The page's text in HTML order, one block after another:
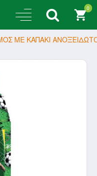
0
ΜΕ ΚΑΠΑΚΙ